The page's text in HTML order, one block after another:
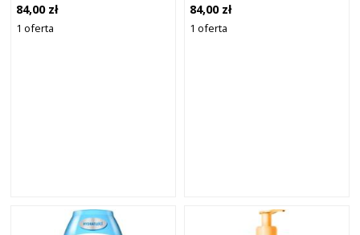
84,00 zł
1 oferta
84,00 zł
1 oferta